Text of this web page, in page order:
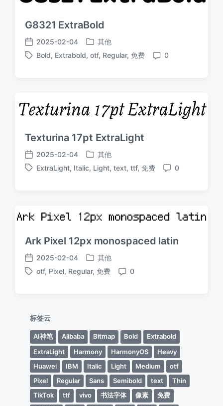
G8321 ExtraBold
发
布
2025-02-04
发
布
其他
标
Bold, Extrabold, otf, Regular, 免费
评
0
Texturina 17pt ExtraLight
发
布
2025-02-04
发
布
其他
标
ExtraLight, Italic, Light, text, ttf, 免费
评
0
Ark Pixel 12px monospaced latin
发
布
2025-02-04
发
布
其他
标
otf, Pixel, Regular, 免费
评
0
标签云
AI神笔 Alibaba Bitmap Bold
Extrabold
ExtraLight
Harmony HarmonyOS
Heavy
Huawei
IBM Italic Light Medium
otf
Pixel
Regular Sans Semibold text
Thin
TikTok
ttf vivo 书法字体 像素
免费